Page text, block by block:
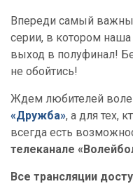
Впереди самый
серии, в котором
выход в полуфинал!
не обойтись!
Ждем любителей
«Дружба», а для тех,
всегда есть
телеканале
Все трансляции